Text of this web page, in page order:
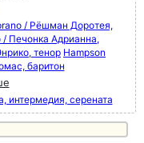
/ Рёшман Доротея,
Печонка Адрианна,
тенор Hampson
баритон
интермедия, серената